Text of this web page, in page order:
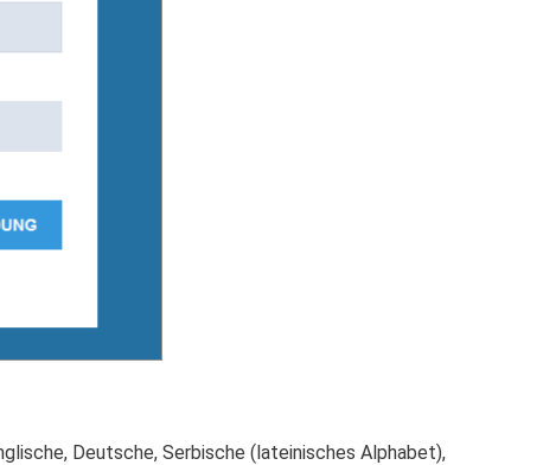
Deutsche, Serbische (lateinisches Alphabet),